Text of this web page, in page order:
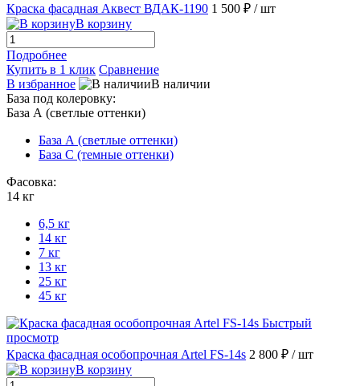
Краска фасадная Аквест ВДАК-1190 1 500 ₽ / шт
В корзину
Подробнее
Купить в 1 клик Сравнение
В избранное
В наличии
База под колеровку:
База А (светлые оттенки)
База А (светлые оттенки)
База С (темные оттенки)
Фасовка:
14 кг
6,5 кг
14 кг
7 кг
13 кг
25 кг
45 кг
Быстрый
просмотр
Краска фасадная особопрочная Artel FS-14s 2 800 ₽ / шт
В корзину